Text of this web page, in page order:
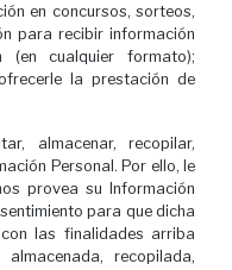
en concursos, sorteos,
para recibir información
cualquier formato);
la prestación de
almacenar, recopilar,
Personal. Por ello, le
provea su Información
para que dicha
las finalidades arriba
recopilada,